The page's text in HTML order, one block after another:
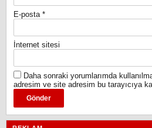
E-posta *
İnternet sitesi
Daha sonraki yorumlarımda
adresim ve site adresim bu tarayıcıya